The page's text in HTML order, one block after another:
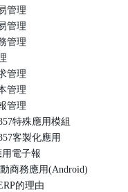
管理
管理
管理
管理
管理
管理
特殊應用模組
客製化應用
電子報
商務應用(Android)
的理由